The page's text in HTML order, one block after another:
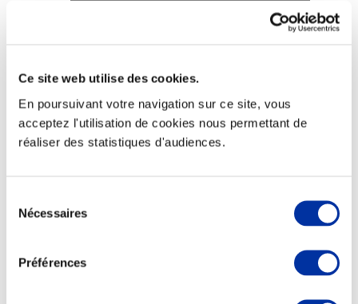
Ce site web utilise des cookies.
En poursuivant votre navigation sur ce site, vous
acceptez l'utilisation de cookies nous permettant de
réaliser des statistiques d'audiences.
Nécessaires
Préférences
Elevage
Transport – mise en marché
Partenaire Climat
Alimentation de qualité, raisonnée et durable